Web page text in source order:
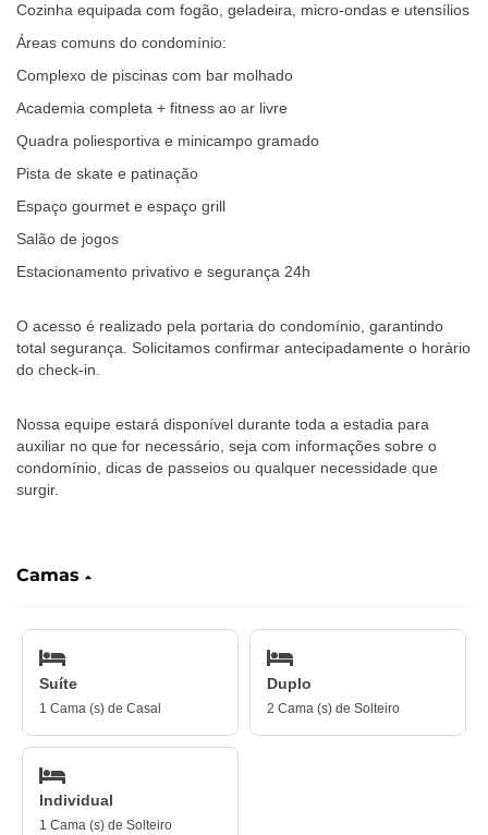
Cozinha equipada com fogão, geladeira, micro-ondas e utensílios
Áreas comuns do condomínio:
Complexo de piscinas com bar molhado
Academia completa + fitness ao ar livre
Quadra poliesportiva e minicampo gramado
Pista de skate e patinação
Espaço gourmet e espaço grill
Salão de jogos
Estacionamento privativo e segurança 24h
O acesso é realizado pela portaria do condomínio, garantindo
total segurança. Solicitamos confirmar antecipadamente o horário
do check-in.
Nossa equipe estará disponível durante toda a estadia para
auxiliar no que for necessário, seja com informações sobre o
condomínio, dicas de passeios ou qualquer necessidade que
surgir.
Camas
Suíte
1 Cama (s) de Casal
Duplo
2 Cama (s) de Solteiro
Individual
1 Cama (s) de Solteiro